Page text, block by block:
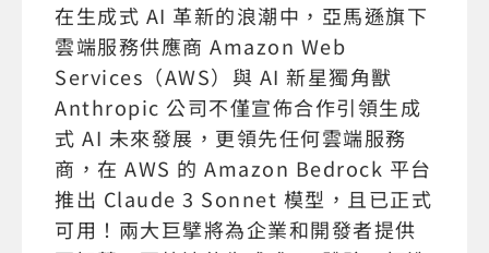
在生成式 AI 革新的浪潮中，亞馬遜旗下
雲端服務供應商 Amazon Web
Services（AWS）與 AI 新星獨角獸
Anthropic 公司不僅宣佈合作引領生成
式 AI 未來發展，更領先任何雲端服務
商，在 AWS 的 Amazon Bedrock 平台
推出 Claude 3 Sonnet 模型，且已正式
可用！兩大巨擘將為企業和開發者提供